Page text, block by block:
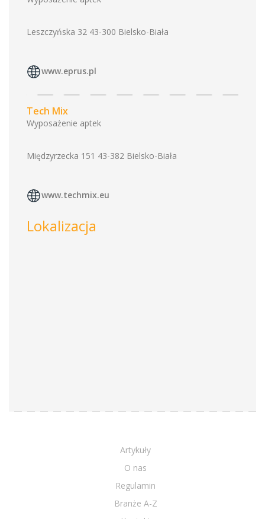
Leszczyńska 32 43-300 Bielsko-Biała
www.eprus.pl
Tech Mix
Wyposażenie aptek
Międzyrzecka 151 43-382 Bielsko-Biała
www.techmix.eu
Lokalizacja
Artykuły
O nas
Regulamin
Branże A-Z